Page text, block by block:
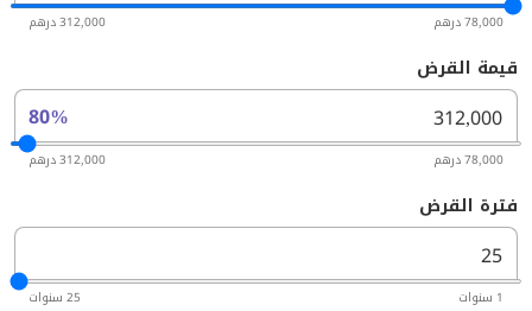
78,000 درهم 312,000 درهم
قيمة القرض
80%
78,000 درهم 312,000 درهم
فترة القرض
1 سنوات 25 سنوات